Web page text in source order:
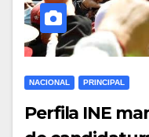
NACIONAL PRINCIPAL
Perfila INE